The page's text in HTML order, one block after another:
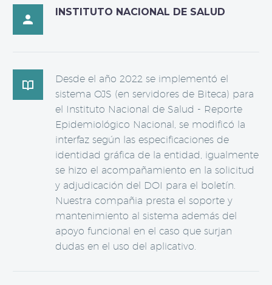

INSTITUTO NACIONAL DE SALUD

Desde el año 2022 se implementó el
sistema OJS (en servidores de Biteca) para
el Instituto Nacional de Salud - Reporte
Epidemiológico Nacional, se modificó la
interfaz según las especificaciones de
identidad gráfica de la entidad, igualmente
se hizo el acompañamiento en la solicitud
y adjudicación del DOI para el boletín.
Nuestra compañia presta el soporte y
mantenimiento al sistema además del
apoyo funcional en el caso que surjan
dudas en el uso del aplicativo.